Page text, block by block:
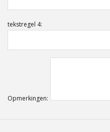
tekstregel 4:
Opmerkingen: